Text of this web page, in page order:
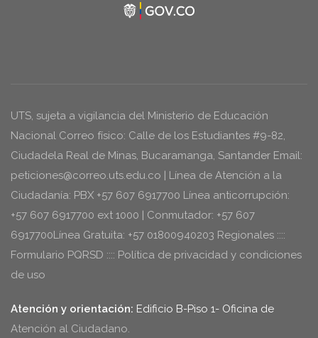
UTS, sujeta a vigilancia del Ministerio de Educación
Nacional Correo físico: Calle de los Estudiantes #9-82,
Ciudadela Real de Minas, Bucaramanga, Santander Email:
peticiones@correo.uts.edu.co | Línea de Atención a la
Ciudadanía: PBX +57 607 6917700 Línea anticorrupción:
+57 607 6917700 ext 1000 | Conmutador: +57 607
6917700Línea Gratuita: +57 01800940203 Regionales ::::
Formulario PQRSD :::: Política de privacidad y condiciones
de uso
Atención y orientación: Edificio B-Piso 1- Oficina de
Atención al Ciudadano.